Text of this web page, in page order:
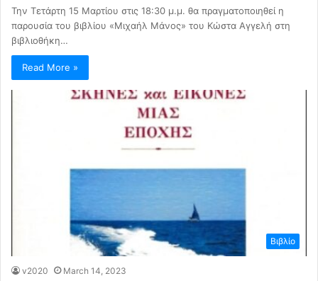
Την Τετάρτη 15 Μαρτίου στις 18:30 μ.μ. θα πραγματοποιηθεί η
παρουσία του βιβλίου «Μιχαήλ Μάνος» του Κώστα Αγγελή στη
βιβλιοθήκη…
Read More »
Βιβλίο
v2020 March 14, 2023